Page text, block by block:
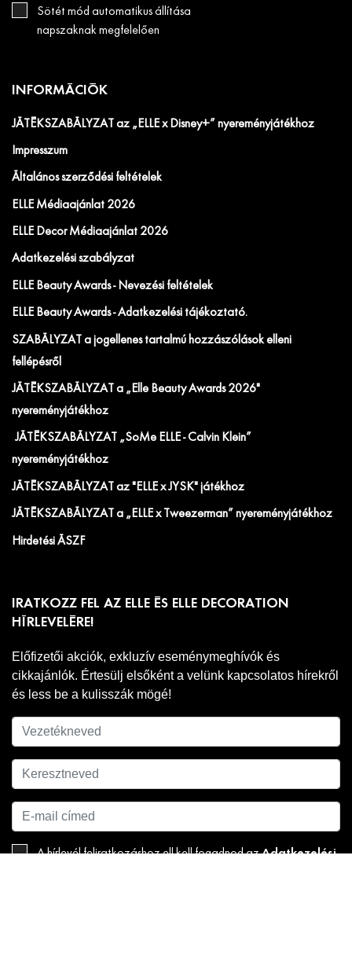
Sötét mód automatikus állítása
napszaknak megfelelően
INFORMÁCIÓK
JÁTÉKSZABÁLYZAT az „ELLE x Disney+” nyereményjátékhoz
Impresszum
Általános szerződési feltételek
ELLE Médiaajánlat 2026
ELLE Decor Médiaajánlat 2026
Adatkezelési szabályzat
ELLE Beauty Awards - Nevezési feltételek
ELLE Beauty Awards - Adatkezelési tájékoztató.
SZABÁLYZAT a jogellenes tartalmú hozzászólások elleni
fellépésről
JÁTÉKSZABÁLYZAT a „Elle Beauty Awards 2026"
nyereményjátékhoz
JÁTÉKSZABÁLYZAT „SoMe ELLE - Calvin Klein”
nyereményjátékhoz
JÁTÉKSZABÁLYZAT az "ELLE x JYSK" játékhoz
JÁTÉKSZABÁLYZAT a „ELLE x Tweezerman” nyereményjátékhoz
Hirdetési ÁSZF
IRATKOZZ FEL AZ ELLE ÉS ELLE DECORATION
HÍRLEVELÉRE!
Előfizetői akciók, exkluzív eseménymeghívók és
cikkajánlók. Értesülj elsőként a velünk kapcsolatos hírekről
és less be a kulisszák mögé!
A hírlevél feliratkozáshoz ell kell fogadnod azAdatkezelési